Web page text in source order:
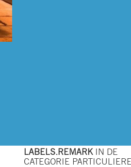
LABELS.REMARKIN DE
CATEGORIE PARTICULIERE